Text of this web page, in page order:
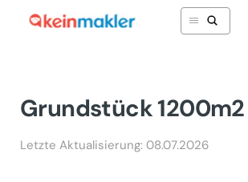
Grundstück 1200m2
Letzte Aktualisierung: 08.07.2026